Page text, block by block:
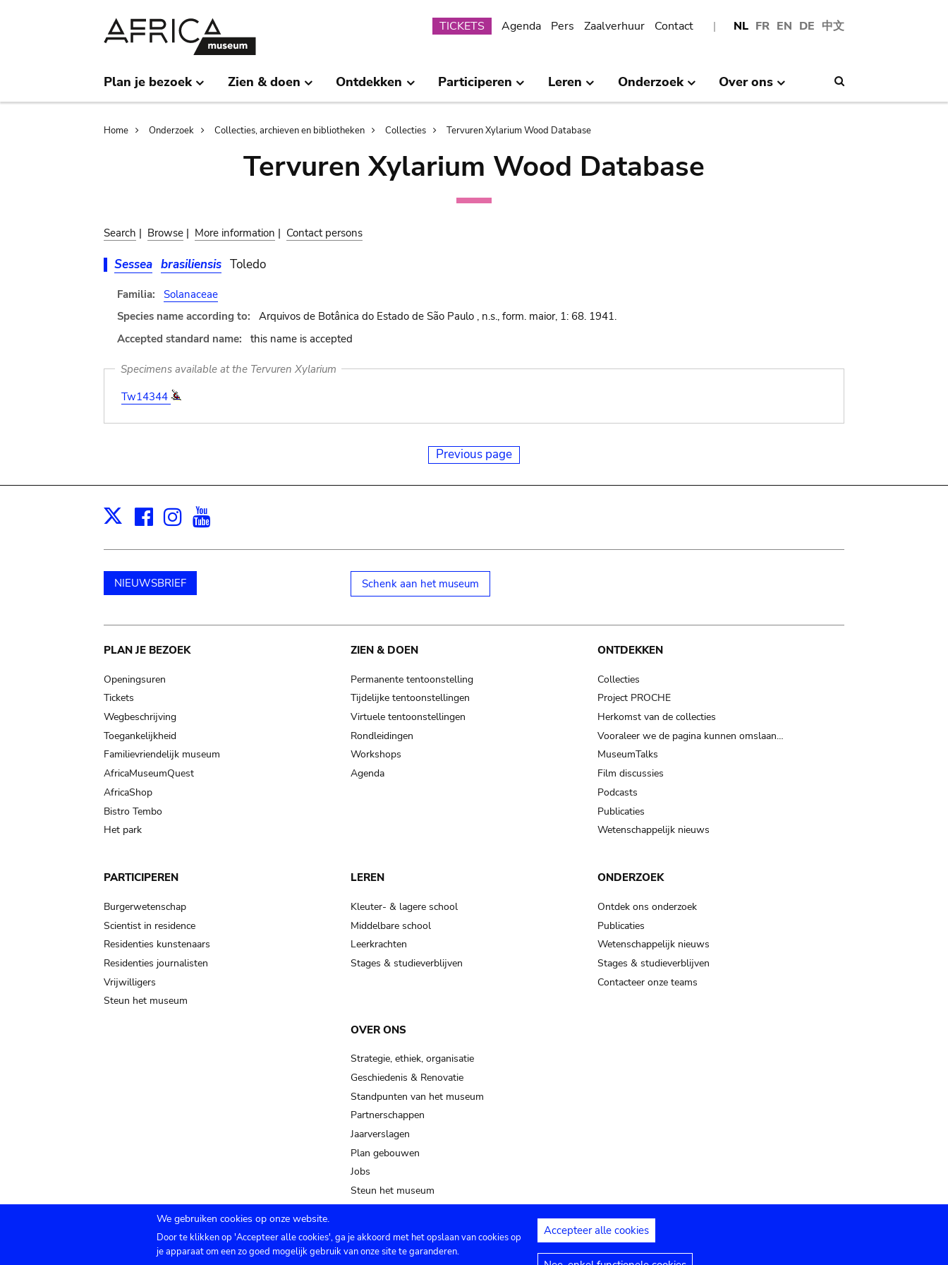
NL FR EN DE 中文
Submenu
TICKETS Agenda Pers Zaalverhuur Contact
Plan je bezoek Zien & doen Ontdekken Participeren Leren Onderzoek Over ons
Breadcrumb
Home Onderzoek Collecties, archieven en bibliotheken Collecties Tervuren Xylarium Wood Database
Tervuren Xylarium Wood Database
Search | Browse | More information | Contact persons
Sessea brasiliensis Toledo
Familia:
Solanaceae
Species name according to:
Arquivos de Botânica do Estado de São Paulo , n.s., form. maior, 1: 68. 1941.
Accepted standard name:
this name is accepted
Specimens available at the Tervuren Xylarium
Tw14344
Previous page
X Facebook
Instagram
NIEUWSBRIEF Schenk aan het museum
Main
navigation
PLAN JE BEZOEK
Openingsuren
Tickets
Wegbeschrijving
Toegankelijkheid
Familievriendelijk museum
AfricaMuseumQuest
AfricaShop
Bistro Tembo
Het park
ZIEN & DOEN
Permanente tentoonstelling
Tijdelijke tentoonstellingen
Virtuele tentoonstellingen
Rondleidingen
Workshops
Agenda
ONTDEKKEN
Collecties
Project PROCHE
Herkomst van de collecties
Vooraleer we de pagina kunnen omslaan…
MuseumTalks
Film discussies
Podcasts
Publicaties
Wetenschappelijk nieuws
PARTICIPEREN
Burgerwetenschap
Scientist in residence
Residenties kunstenaars
Residenties journalisten
Vrijwilligers
Steun het museum
LEREN
Kleuter- & lagere school
Middelbare school
Leerkrachten
Stages & studieverblijven
ONDERZOEK
Ontdek ons onderzoek
Publicaties
Wetenschappelijk nieuws
Stages & studieverblijven
Contacteer onze teams
OVER ONS
Strategie, ethiek, organisatie
Geschiedenis & Renovatie
Standpunten van het museum
Partnerschappen
Jaarverslagen
Plan gebouwen
Jobs
Steun het museum
Submenu
Agenda Pers Zaalverhuur Contact Privacy instellingen Juridische mededelingen
We gebruiken cookies op onze website.
Door te klikken op 'Accepteer alle cookies', ga je akkoord met het opslaan van cookies op
je apparaat om een zo goed mogelijk gebruik van onze site te garanderen.
Accepteer alle cookies